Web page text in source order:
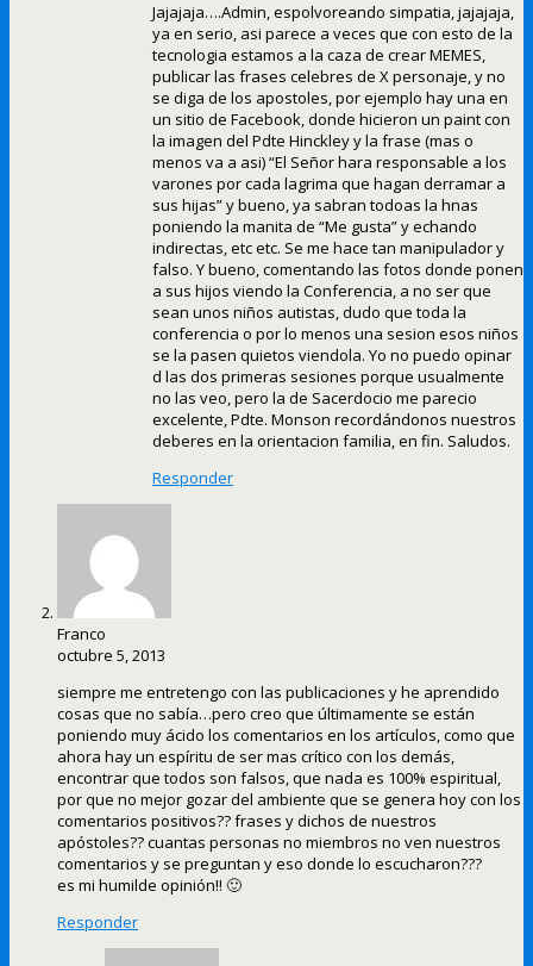
Jajajaja….Admin, espolvoreando simpatia, jajajaja,
ya en serio, asi parece a veces que con esto de la
tecnologia estamos a la caza de crear MEMES,
publicar las frases celebres de X personaje, y no
se diga de los apostoles, por ejemplo hay una en
un sitio de Facebook, donde hicieron un paint con
la imagen del Pdte Hinckley y la frase (mas o
menos va a asi) “El Señor hara responsable a los
varones por cada lagrima que hagan derramar a
sus hijas” y bueno, ya sabran todoas la hnas
poniendo la manita de “Me gusta” y echando
indirectas, etc etc. Se me hace tan manipulador y
falso. Y bueno, comentando las fotos donde ponen
a sus hijos viendo la Conferencia, a no ser que
sean unos niños autistas, dudo que toda la
conferencia o por lo menos una sesion esos niños
se la pasen quietos viendola. Yo no puedo opinar
d las dos primeras sesiones porque usualmente
no las veo, pero la de Sacerdocio me parecio
excelente, Pdte. Monson recordándonos nuestros
deberes en la orientacion familia, en fin. Saludos.
Responder
Franco
octubre 5, 2013
siempre me entretengo con las publicaciones y he aprendido
cosas que no sabía…pero creo que últimamente se están
poniendo muy ácido los comentarios en los artículos, como que
ahora hay un espíritu de ser mas crítico con los demás,
encontrar que todos son falsos, que nada es 100% espiritual,
por que no mejor gozar del ambiente que se genera hoy con los
comentarios positivos?? frases y dichos de nuestros
apóstoles?? cuantas personas no miembros no ven nuestros
comentarios y se preguntan y eso donde lo escucharon???
es mi humilde opinión!! 🙂
Responder